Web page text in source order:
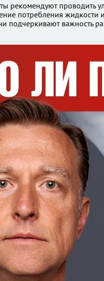
рекомендуют проводить
потребления
подчеркивают важность